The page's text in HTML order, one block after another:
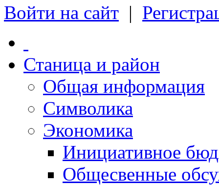
Войти на сайт |
Станица и район
Общая информация
Символика
Экономика
Инициативное
Общесвенные